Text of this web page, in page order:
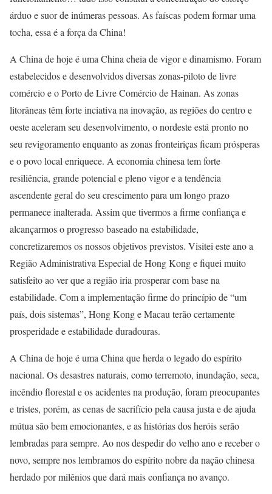
árduo e suor de inúmeras pessoas. As faíscas podem formar uma
tocha, essa é a força da China!
A China de hoje é uma China cheia de vigor e dinamismo. Foram
estabelecidos e desenvolvidos diversas zonas-piloto de livre
comércio e o Porto de Livre Comércio de Hainan. As zonas
litorâneas têm forte inciativa na inovação, as regiões do centro e
oeste aceleram seu desenvolvimento, o nordeste está pronto no
seu revigoramento enquanto as zonas fronteiriças ficam prósperas
e o povo local enriquece. A economia chinesa tem forte
resiliência, grande potencial e pleno vigor e a tendência
ascendente geral do seu crescimento para um longo prazo
permanece inalterada. Assim que tivermos a firme confiança e
alcançarmos o progresso baseado na estabilidade,
concretizaremos os nossos objetivos previstos. Visitei este ano a
Região Administrativa Especial de Hong Kong e fiquei muito
satisfeito ao ver que a região iria prosperar com base na
estabilidade. Com a implementação firme do princípio de “um
país, dois sistemas”, Hong Kong e Macau terão certamente
prosperidade e estabilidade duradouras.
A China de hoje é uma China que herda o legado do espírito
nacional. Os desastres naturais, como terremoto, inundação, seca,
incêndio florestal e os acidentes na produção, foram preocupantes
e tristes, porém, as cenas de sacrifício pela causa justa e de ajuda
mútua são bem emocionantes, e as histórias dos heróis serão
lembradas para sempre. Ao nos despedir do velho ano e receber o
novo, sempre nos lembramos do espírito nobre da nação chinesa
herdado por milênios que dará mais confiança no avanço.